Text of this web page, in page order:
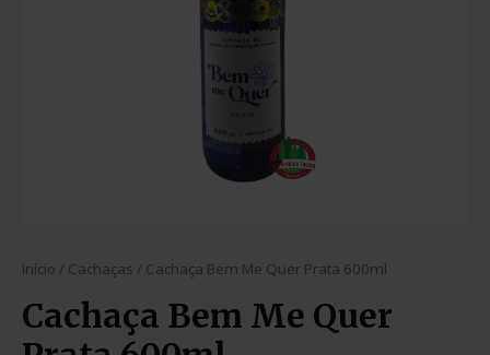
Início / Cachaças / Cachaça Bem Me Quer Prata 600ml
Cachaça Bem Me Quer